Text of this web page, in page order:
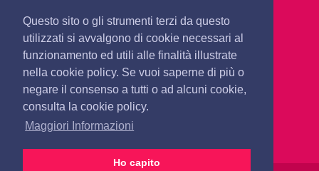
Questo sito o gli strumenti terzi da questo
utilizzati si avvalgono di cookie necessari al
funzionamento ed utili alle finalità illustrate
nella cookie policy. Se vuoi saperne di più o
negare il consenso a tutti o ad alcuni cookie,
consulta la cookie policy.
Maggiori Informazioni
Ho capito
SEGNALA UNA NOTIZIA
SEGNALA UN EVENTO
redazione@olbianotizie.it